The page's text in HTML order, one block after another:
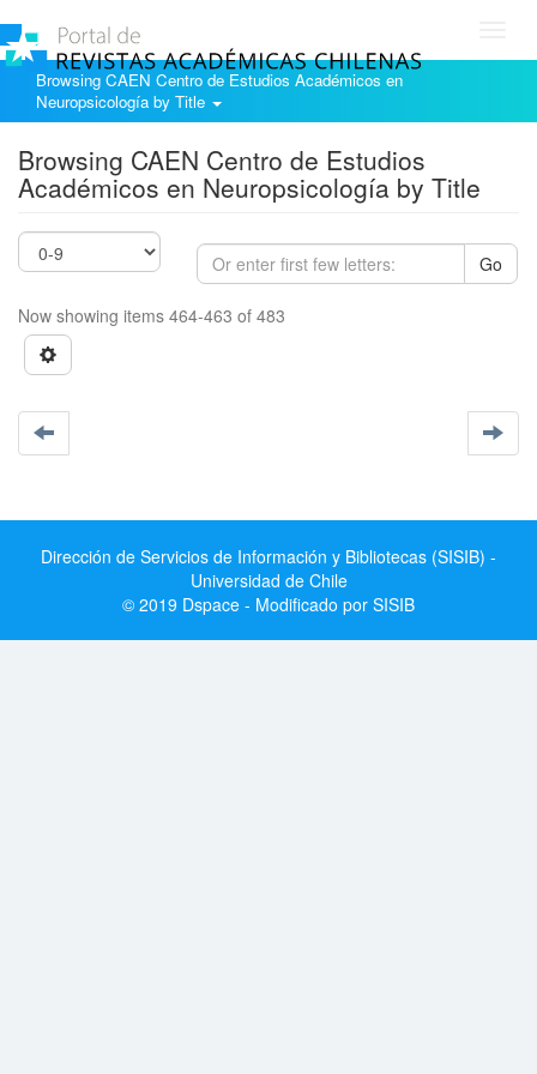
Browsing CAEN Centro de Estudios Académicos en
Neuropsicología by Title
Browsing CAEN Centro de Estudios
Académicos en Neuropsicología by Title
Go
Now showing items 464-463 of 483
Dirección de Servicios de Información y Bibliotecas (SISIB) -
Universidad de Chile
© 2019 Dspace - Modificado por SISIB